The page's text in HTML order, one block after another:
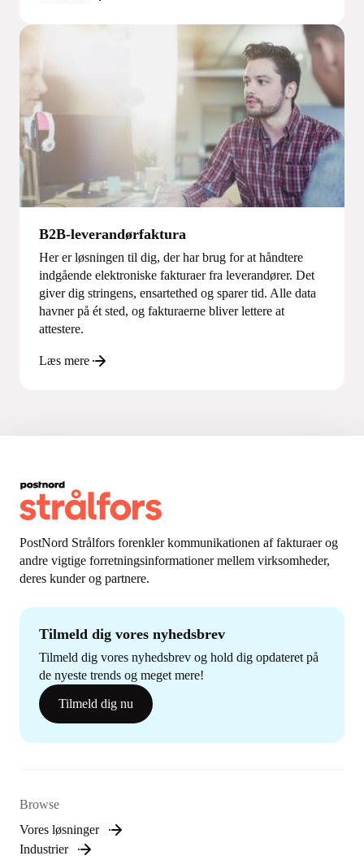
B2B-leverandørfaktura
Her er løsningen til dig, der har brug for at håndtere
indgående elektroniske fakturaer fra leverandører. Det
giver dig stringens, ensartethed og sparer tid. Alle data
havner på ét sted, og fakturaerne bliver lettere at
attestere.
Læs mere
PostNord Strålfors forenkler kommunikationen af fakturaer og
andre vigtige forretningsinformationer mellem virksomheder,
deres kunder og partnere.
Tilmeld dig vores nyhedsbrev
Tilmeld dig vores nyhedsbrev og hold dig opdateret på
de nyeste trends og meget mere!
Tilmeld dig nu
Browse
Vores løsninger
Industrier